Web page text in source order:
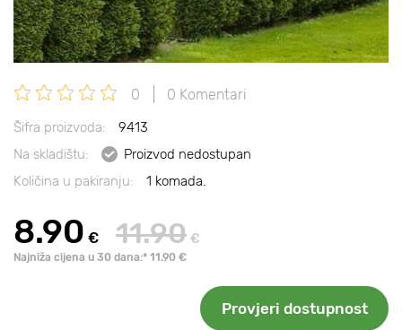
0 0 Komentari
Šifra proizvoda:
9413
Na skladištu:
Proizvod nedostupan
Količina u pakiranju:
1 komada.
8.90 € 11.90 €
Najniža cijena u 30 dana:* 11.90 €
Provjeri dostupnost